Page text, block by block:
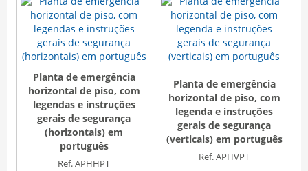
Planta de emergência
horizontal de piso, com
legendas e instruções
gerais de segurança
(horizontais) em
português
Ref. APHHPT
Planta de emergência
horizontal de piso, com
legenda e instruções
gerais de segurança
(verticais) em português
Ref. APHVPT